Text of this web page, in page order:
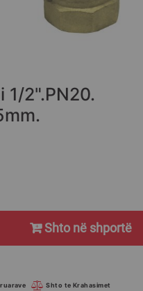
1/2".PN20.
Shto në shportë
Shto te Krahasimet